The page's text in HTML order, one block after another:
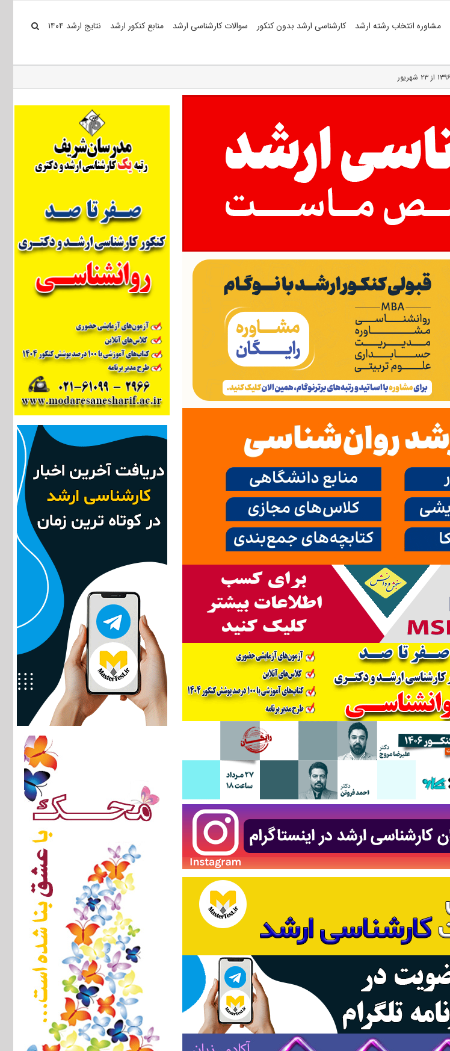
مشاوره انتخاب رشته ارشد کارشناسی ارشد بدون کنکور سوالات کارشناسی ارشد منابع کنکور ارشد نتایج ارشد ۱۴۰۴